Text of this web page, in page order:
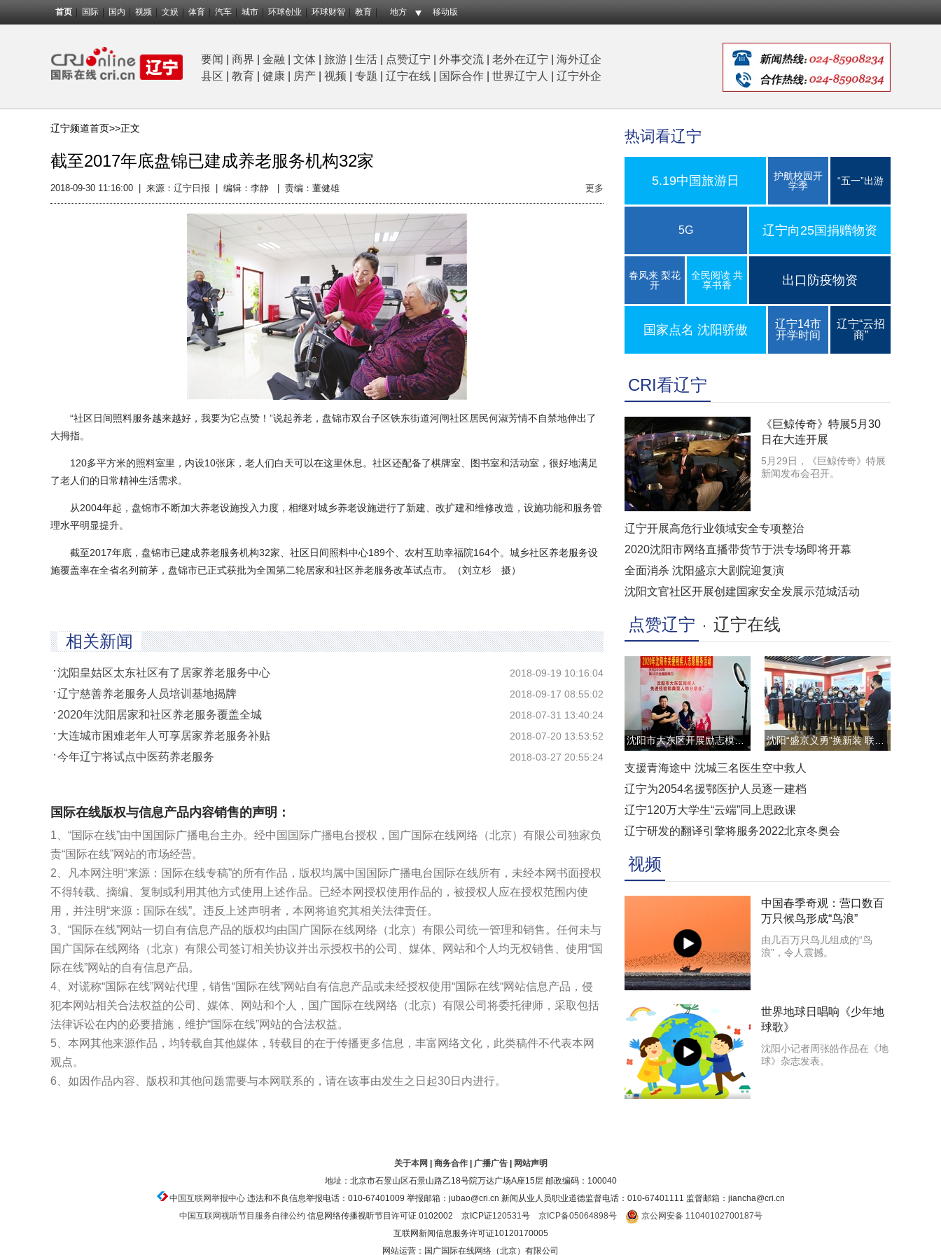
首页 国际 国内 视频 文娱 体育 汽车 城市 环球创业 环球财智 教育 地方 移动版
要闻 商界 金融 文体 旅游 生活 点赞辽宁 外事交流 老外在辽宁
海外辽企
县区
教育 健康 房产 视频 专题 辽宁在线 国际合作 世界辽宁人 辽宁外企
辽宁频道首页>>正文
截至2017年底盘锦已建成养老服务机构32家
2018-09-30 11:16:00 来源： 辽宁日报 编辑：李静 | 责编：董健雄 更多
“社区日间照料服务越来越好，我要为它点赞！”说起养老，盘锦市双台子区铁东街道河闸社区居民何淑芳情不自禁地伸出了
大拇指。
120多平方米的照料室里，内设10张床，老人们白天可以在这里休息。社区还配备了棋牌室、图书室和活动室，很好地满足
了老人们的日常精神生活需求。
从2004年起，盘锦市不断加大养老设施投入力度，相继对城乡养老设施进行了新建、改扩建和维修改造，设施功能和服务管
理水平明显提升。
截至2017年底，盘锦市已建成养老服务机构32家、社区日间照料中心189个、农村互助幸福院164个。城乡社区养老服务设
施覆盖率在全省名列前茅，盘锦市已正式获批为全国第二轮居家和社区养老服务改革试点市。（刘立杉 摄）
相关新闻
2018-09-19 10:16:04
沈阳皇姑区太东社区有了居家养老服务中心
2018-09-17 08:55:02
辽宁慈善养老服务人员培训基地揭牌
2018-07-31 13:40:24
2020年沈阳居家和社区养老服务覆盖全城
2018-07-20 13:53:52
大连城市困难老年人可享居家养老服务补贴
2018-03-27 20:55:24
今年辽宁将试点中医药养老服务
国际在线版权与信息产品内容销售的声明：
1、“国际在线”由中国国际广播电台主办。经中国国际广播电台授权，国广国际在线网络（北京）有限公司独家负
责“国际在线”网站的市场经营。
2、凡本网注明“来源：国际在线专稿”的所有作品，版权均属中国国际广播电台国际在线所有，未经本网书面授权
不得转载、摘编、复制或利用其他方式使用上述作品。已经本网授权使用作品的，被授权人应在授权范围内使
用，并注明“来源：国际在线”。违反上述声明者，本网将追究其相关法律责任。
3、“国际在线”网站一切自有信息产品的版权均由国广国际在线网络（北京）有限公司统一管理和销售。任何未与
国广国际在线网络（北京）有限公司签订相关协议并出示授权书的公司、媒体、网站和个人均无权销售、使用“国
际在线”网站的自有信息产品。
4、对谎称“国际在线”网站代理，销售“国际在线”网站自有信息产品或未经授权使用“国际在线“网站信息产品，侵
犯本网站相关合法权益的公司、媒体、网站和个人，国广国际在线网络（北京）有限公司将委托律师，采取包括
法律诉讼在内的必要措施，维护“国际在线”网站的合法权益。
5、本网其他来源作品，均转载自其他媒体，转载目的在于传播更多信息，丰富网络文化，此类稿件不代表本网
观点。
6、如因作品内容、版权和其他问题需要与本网联系的，请在该事由发生之日起30日内进行。
热词看辽宁
5.19中国旅游日
护航校园开
学季
“五一”出游
5G 辽宁向25国捐赠物资
春风来 梨花
开
全民阅读 共
享书香
出口防疫物资
国家点名 沈阳骄傲
辽宁14市
开学时间
辽宁“云招
商”
CRI看辽宁
《巨鲸传奇》特展5月30
日在大连开展
5月29日，《巨鲸传奇》特展
新闻发布会召开。
辽宁开展高危行业领域安全专项整治
2020沈阳市网络直播带货节于洪专场即将开幕
全面消杀 沈阳盛京大剧院迎复演
沈阳文官社区开展创建国家安全发展示范城活动
点赞辽宁 辽宁在线
沈阳市大东区开展励志模范云直播访谈活动
支援青海途中 沈城三名医生空中救人
辽宁为2054名援鄂医护人员逐一建档
辽宁120万大学生“云端”同上思政课
辽宁研发的翻译引擎将服务2022北京冬奥会
视频
中国春季奇观：营口数百
万只候鸟形成“鸟浪”
由几百万只鸟儿组成的“鸟
浪”，令人震撼。
世界地球日唱响《少年地
球歌》
沈阳小记者周张皓作品在《地
球》杂志发表。
关于本网 商务合作| 广播广告|
网站声明
地址：北京市石景山区石景山路乙18号院万达广场A座15层 邮政编码：100040
中国互联网举报中心违法和不良信息举报电话：010-67401009 举报邮箱：jubao@cri.cn 新闻从业人员职业道德监督电话：010-67401111 监督邮箱：jiancha@cri.cn
中国互联网视听节目服务自律公约 信息网络传播视听节目许可证 0102002 京ICP证120531号 京ICP备05064898号
京公网安备 11040102700187号
互联网新闻信息服务许可证10120170005
网站运营：国广国际在线网络（北京）有限公司